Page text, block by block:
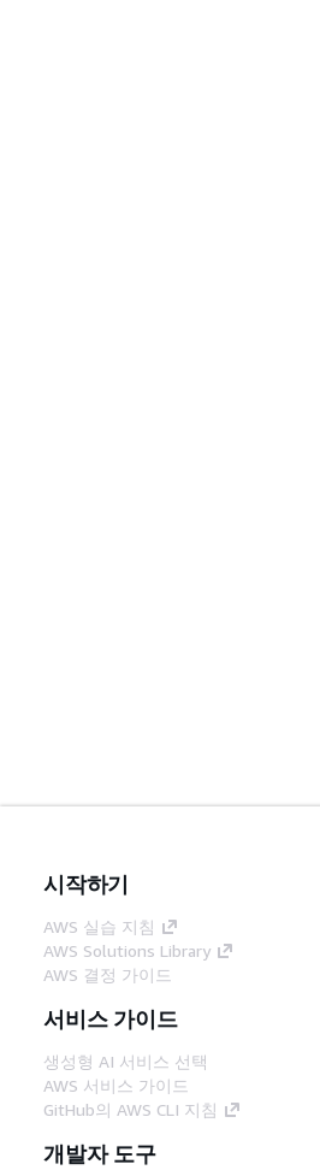
시작하기
AWS 실습 지침
AWS Solutions Library
AWS 결정 가이드
서비스 가이드
생성형 AI 서비스 선택
AWS 서비스 가이드
GitHub의 AWS CLI 지침
개발자 도구